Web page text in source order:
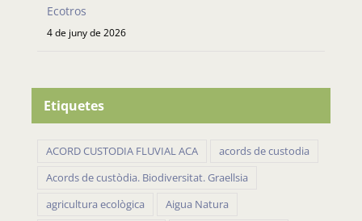
Ecotros
4 de juny de 2026
Etiquetes
ACORD CUSTODIA FLUVIAL ACA
acords de custodia
Acords de custòdia. Biodiversitat. Graellsia
agricultura ecològica
Aigua Natura